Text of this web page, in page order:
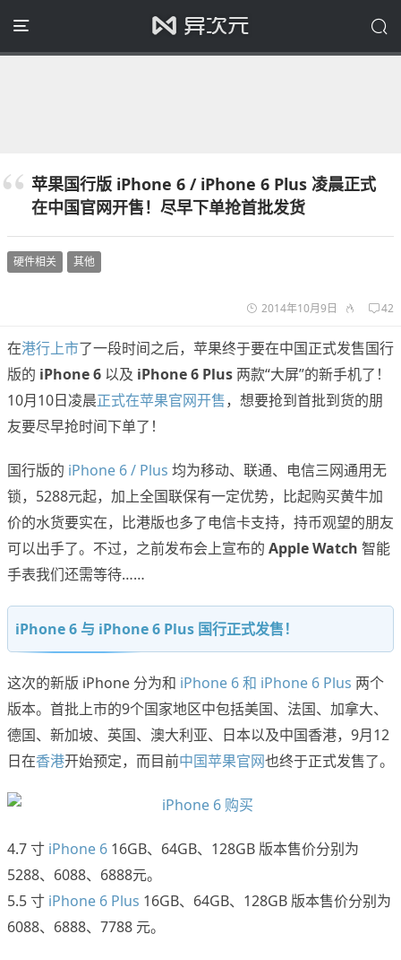
苹果国行版 iPhone 6 / iPhone 6 Plus 凌晨正式
在中国官网开售！尽早下单抢首批发货
硬件相关 其他
2014年10月9日 42
在港行上市了一段时间之后，苹果终于要在中国正式发售国行
版的 iPhone 6 以及 iPhone 6 Plus 两款“大屏”的新手机了！
10月10日凌晨正式在苹果官网开售，想要抢到首批到货的朋
友要尽早抢时间下单了！
国行版的 iPhone 6 / Plus 均为移动、联通、电信三网通用无
锁，5288元起，加上全国联保有一定优势，比起购买黄牛加
价的水货要实在，比港版也多了电信卡支持，持币观望的朋友
可以出手了。不过，之前发布会上宣布的 Apple Watch 智能
手表我们还需等待……
iPhone 6 与 iPhone 6 Plus 国行正式发售！
这次的新版 iPhone 分为和 iPhone 6 和 iPhone 6 Plus 两个
版本。首批上市的9个国家地区中包括美国、法国、加拿大、
德国、新加坡、英国、澳大利亚、日本以及中国香港，9月12
日在香港开始预定，而目前中国苹果官网也终于正式发售了。
4.7 寸 iPhone 6 16GB、64GB、128GB 版本售价分别为
5288、6088、6888元。
5.5 寸 iPhone 6 Plus 16GB、64GB、128GB 版本售价分别为
6088、6888、7788 元。